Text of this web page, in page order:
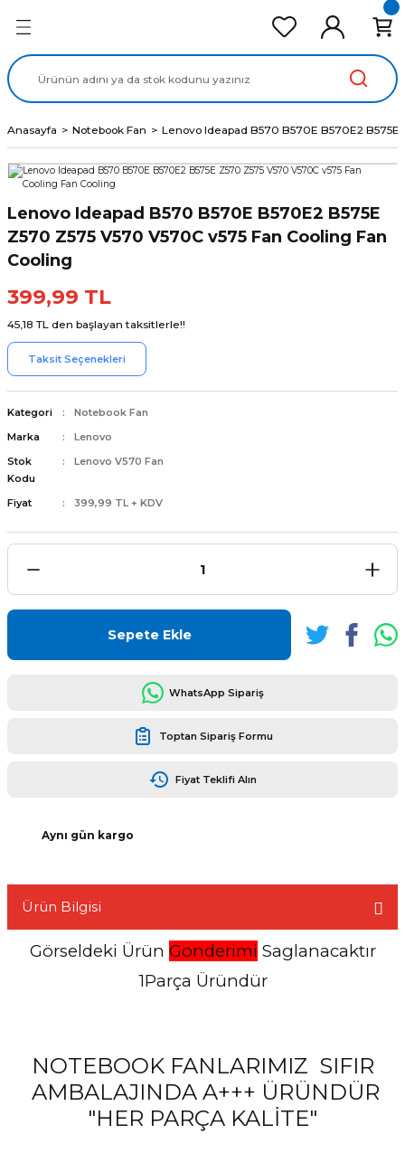
Ekran Panel
Data Kablo
Anasayfa Notebook Fan Lenovo Ideapad B570 B570E B570E2
Lenovo Ideapad B570 B570E B570E2 B575E
Z570 Z575 V570 V570C v575 Fan Cooling Fan
Cooling
399,99 TL
45,18 TL den başlayan taksitlerle!!
Taksit Seçenekleri
Kategori
Notebook Fan
Marka
Lenovo
Stok
Kodu
Lenovo V570 Fan
Fiyat 399,99 TL + KDV
Sepete Ekle
WhatsApp Sipariş
Toptan Sipariş Formu
Fiyat Teklifi Alın
Aynı gün kargo
Ürün Bilgisi
Görseldeki Ürün Gonderimi Saglanacaktır
1Parça Üründür
NOTEBOOK FANLARIMIZ SIFIR
AMBALAJINDA A+++ ÜRÜNDÜR
"HER PARÇA KALİTE"